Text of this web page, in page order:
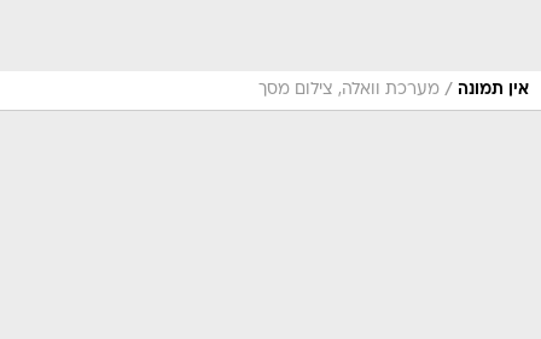
אין תמונה / מערכת וואלה, צילום מסך